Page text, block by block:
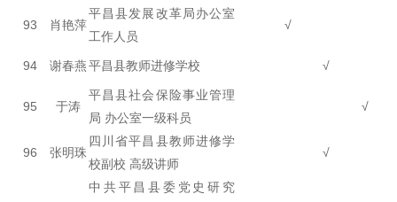
93 肖艳萍
平昌县发展改革局办公室
工作人员
√
94 谢春燕平昌县教师进修学校 √
95 于涛
平昌县社会保险事业管理
局 办公室一级科员
√
96 张明珠
四川省平昌县教师进修学
校副校 高级讲师
√
中共平昌县委党史研究